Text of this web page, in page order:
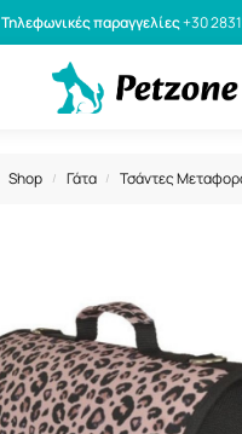
Τηλεφωνικές παραγγελίες+30
Shop / Γάτα / Τσάντες